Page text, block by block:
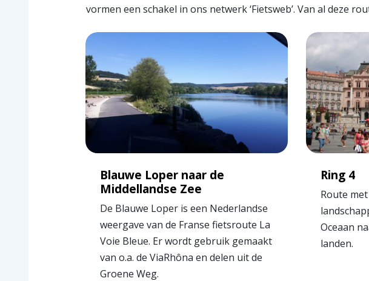
vormen een schakel in ons netwerk ‘Fietsweb’. Van al deze
Blauwe Loper naar de
Middellandse Zee
De Blauwe Loper is een Nederlandse
weergave van de Franse fietsroute La
Voie Bleue. Er wordt gebruik gemaakt
van o.a. de ViaRhôna en delen uit de
Groene Weg.
Ring 4
Route
Oceaan
landen.